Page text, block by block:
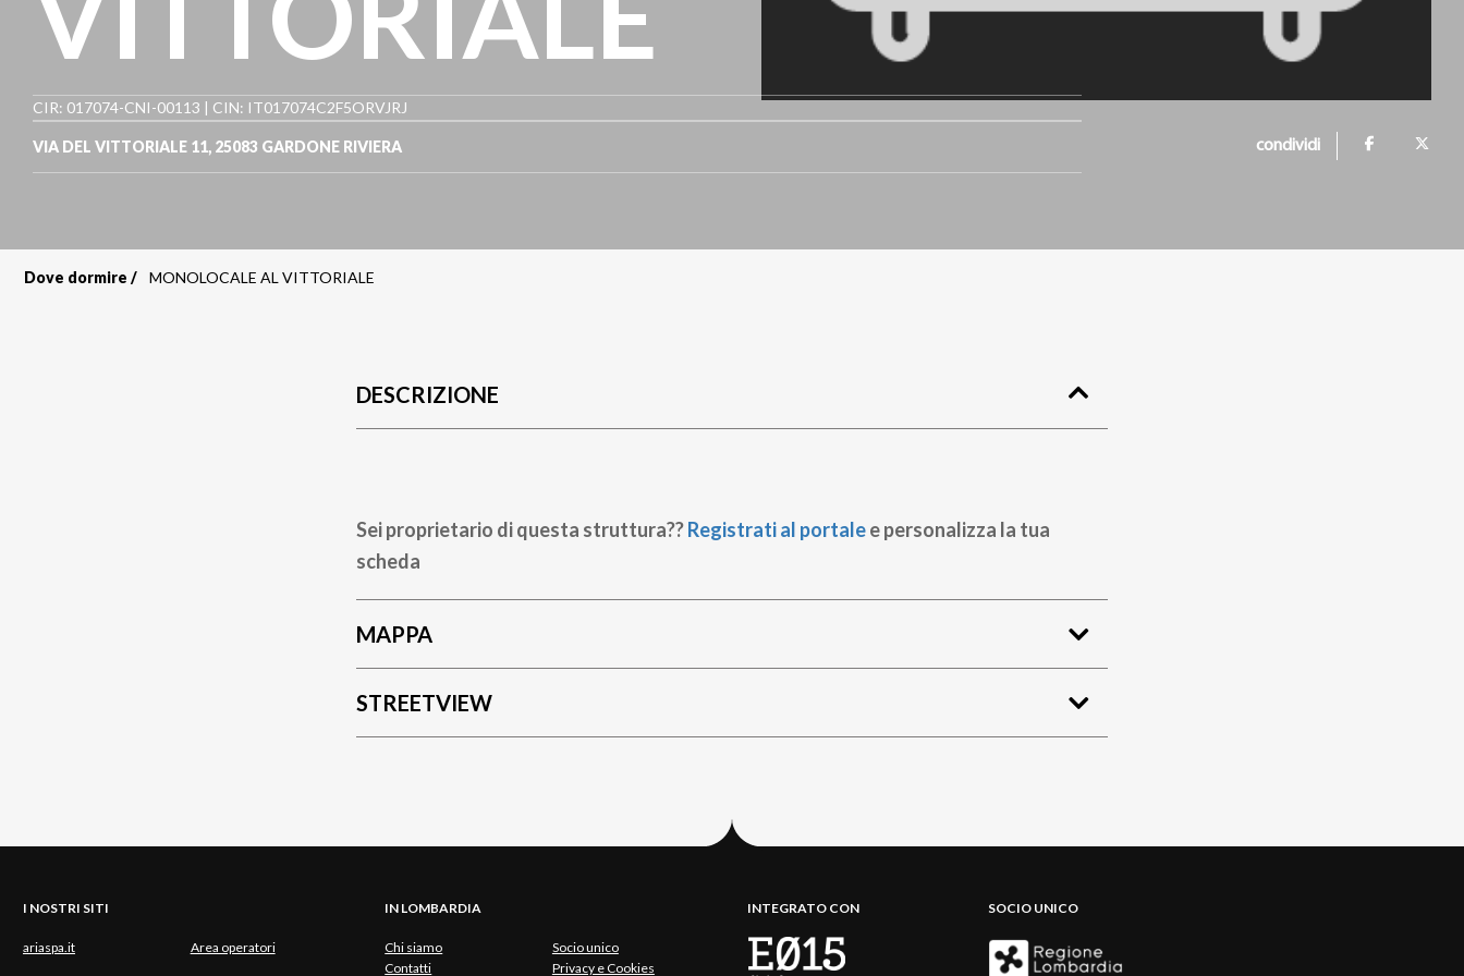
CIR: 017074-CNI-00113 | CIN: IT017074C2F5ORVJRJ
VIA DEL VITTORIALE 11, 25083 GARDONE RIVIERA condividi
Dove dormire MONOLOCALE AL VITTORIALE
DESCRIZIONE
Sei proprietario di questa struttura??Registrati al portalee personalizza la tua
scheda
MAPPA
STREETVIEW
I NOSTRI SITI
ariaspa.it Area operatori
IN LOMBARDIA
Chi siamo
Socio unico
Contatti
Privacy e Cookies
INTEGRATO CON SOCIO UNICO